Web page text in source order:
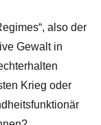
also der
Gewalt in
Krieg oder